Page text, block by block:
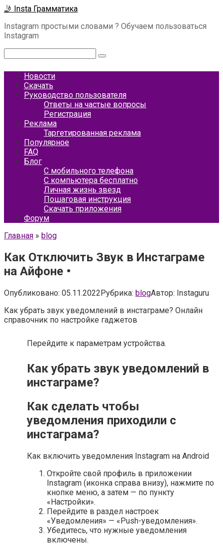
Перейти
контенту
🤳 Insta Грамматика
Instagram простыми словами ? Обучаем пользоваться
Instagram
Новости
Скачать
Руководство пользователя
Ответы на частые вопросы
Регистрация
Реклама
Таргетированная реклама
Популярное
FAQ
Блог
С мобильного телефона
С компьютера бесплатно
Личная жизнь звезд
Пошаговая инструкция
Скачать приложения
Форум
Главная » blog
Как Отключить Звук в Инстаграме
на Айфоне •
Опубликовано: 05.11.2022Рубрика: blogАвтор: Instaguru
Как убрать звук уведомлений в инстаграме? Онлайн
справочник по настройке гаджетов
Перейдите к параметрам устройства.
Как убрать звук уведомлений в
инстаграме?
Как сделать чтобы
уведомления приходили с
инстаграма?
Как включить уведомления Instagram на Android
Откройте свой профиль в приложении
Instagram (иконка справа внизу), нажмите по
кнопке меню, а затем — по пункту
«Настройки».
Перейдите в раздел настроек
«Уведомления» — «Push-уведомления».
Убедитесь, что нужные уведомления
включены.